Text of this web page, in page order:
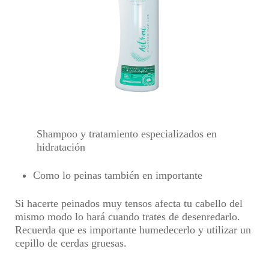
Shampoo y tratamiento especializados en
hidratación
Como lo peinas también en importante
Si hacerte peinados muy tensos afecta tu cabello del
mismo modo lo hará cuando trates de desenredarlo.
Recuerda que es importante humedecerlo y utilizar un
cepillo de cerdas gruesas.